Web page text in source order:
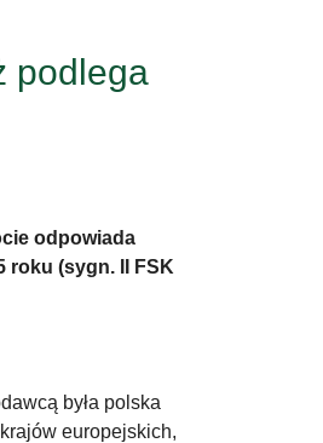
podlega
odpowiada
roku (sygn. II FSK
była polska
europejskich,